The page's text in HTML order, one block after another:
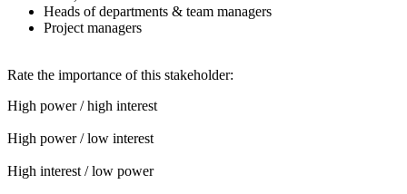
Heads of departments & team managers
Project managers
Rate the importance of this stakeholder:
High power / high interest
High power / low interest
High interest / low power